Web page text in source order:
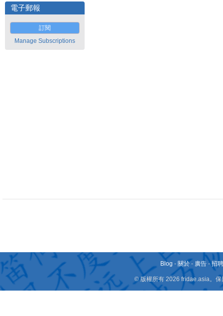
電子郵報
訂閱
Manage Subscriptions
Blog - 關於 - 廣告 -招
© 版權所有 2026 fridae.asia。